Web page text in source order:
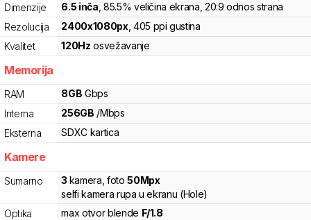
Dimenzije
6.5 inča , 85.5% veličina ekrana , 20:9 odnos strana
Rezolucija
2400x1080px, 405 ppi gustina
Kvalitet
120Hz osvežavanje
Memorija
RAM 8GB Gbps
Interna
256GB /Mbps
Eksterna
SDXC kartica
Kamere
Sumarno 3 kamera foto50Mpx
selfi kamera rupa u ekranu (Hole)
Optika
max otvor blende F/1.8